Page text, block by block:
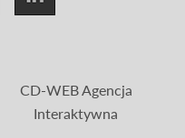
CD-WEB Agencja
Interaktywna